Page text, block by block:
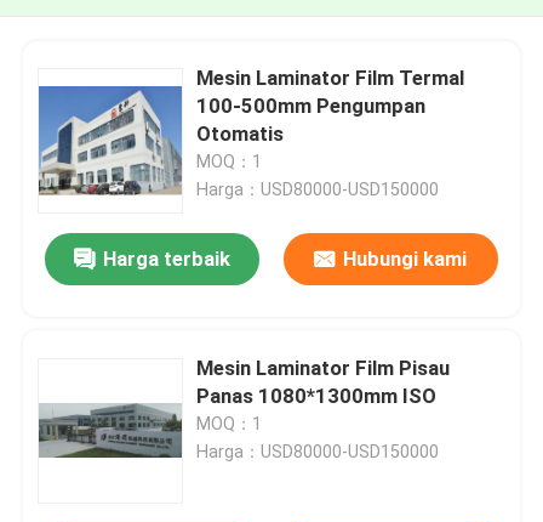
Mesin Laminator Film Termal
100-500mm Pengumpan
Otomatis
MOQ：1
Harga：USD80000-USD150000
Harga terbaik Hubungi kami
Mesin Laminator Film Pisau
Panas 1080*1300mm ISO
MOQ：1
Harga：USD80000-USD150000